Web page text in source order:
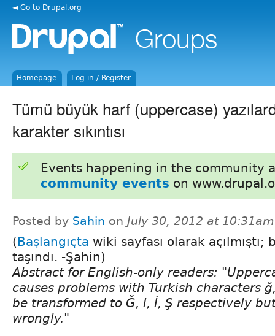
◄ Go to Drupal.org
Homepage Log in / Register
Tümü büyük harf (uppercase)
karakter sıkıntısı
Events happening in the community
community events on
Posted by Sahin on July 30, 2012 at 10:31am
(Başlangıçta wiki sayfası olarak açılmıştı;
taşındı. -Şahin)
Abstract for English-only readers:
causes problems with Turkish characters
be transformed to Ğ, I, İ, Ş respectively
wrongly."